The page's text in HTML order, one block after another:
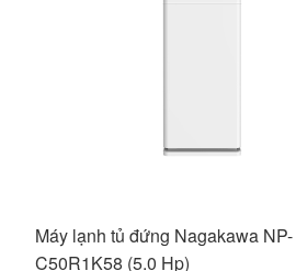
Máy lạnh tủ đứng Nagakawa NP-
C50R1K58 (5.0 Hp)